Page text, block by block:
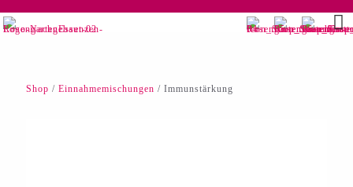
Shop / Einnahmemischungen / Immunstärkung